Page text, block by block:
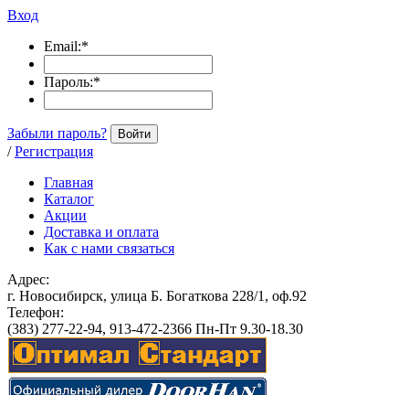
Вход
Email:*
Пароль:*
Забыли пароль? Войти
/ Регистрация
Главная
Каталог
Акции
Доставка и оплата
Как с нами связаться
Адрес:
г. Новосибирск, улица Б. Богаткова 228/1, оф.92
Телефон:
(383) 277-22-94, 913-472-2366 Пн-Пт 9.30-18.30